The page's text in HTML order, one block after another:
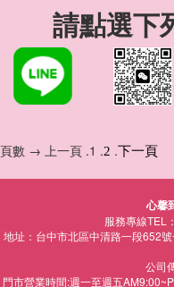
請點選下
頁數 → 上一頁 .1 .2 .下一頁
心馨
服務專線TEL
地址：台中市北區中清路一段652
公司
門市營業時間:週一至週五